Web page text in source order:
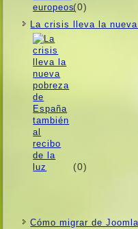
(0)
La crisis lleva la
(0)
Cómo migrar de